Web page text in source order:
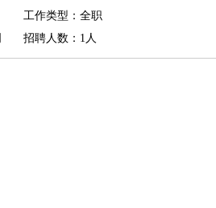
工作类型：全职
招聘人数：1人